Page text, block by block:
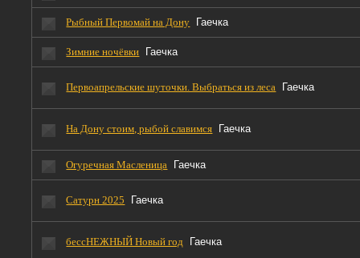
Рыбный Первомай на Дону Гаечка
Зимние ночёвки Гаечка
Первоапрельские шуточки. Выбраться из леса Гаечка
На Дону стоим, рыбой славимся Гаечка
Огуречная Масленица Гаечка
Сатурн 2025 Гаечка
бессНЕЖНЫЙ Новый год Гаечка